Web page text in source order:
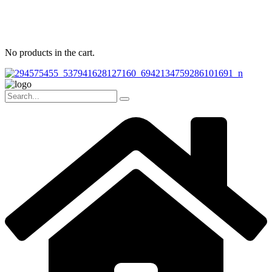
No products in the cart.